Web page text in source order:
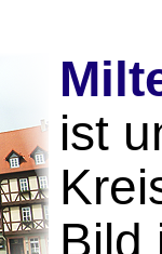
ist
Bild